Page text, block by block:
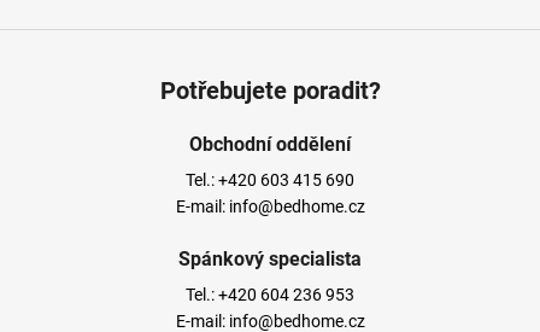
Potřebujete poradit?
Obchodní oddělení
Tel.:+420 603 415 690
E-mail: info@bedhome.cz
Spánkový specialista
Tel.:+420 604 236 953
E-mail: info@bedhome.cz